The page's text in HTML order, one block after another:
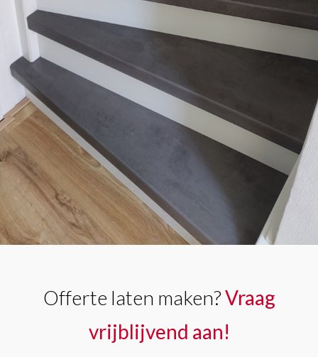
Offerte laten maken?Vraag
vrijblijvend aan!